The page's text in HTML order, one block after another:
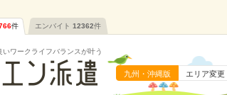
件 エンバイト 12362件
いワークライフバランスが叶う
九州・沖縄版 エリア変更